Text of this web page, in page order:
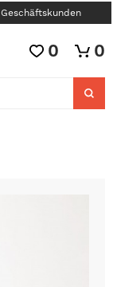
Geschäftskunden
0 0